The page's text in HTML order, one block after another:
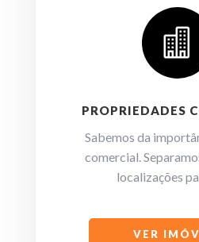

PROPRIEDADES
Sabemos da
comercial.
localizações
VER